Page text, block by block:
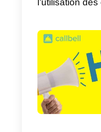
par la
avis.
6)Vous